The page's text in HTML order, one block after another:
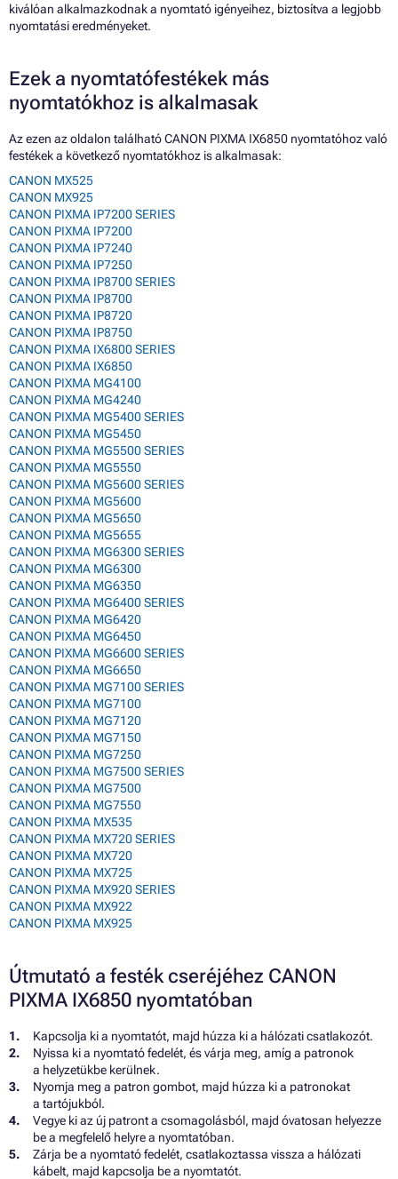
kiválóan alkalmazkodnak a nyomtató igényeihez, biztosítva a legjobb
nyomtatási eredményeket.
Ezek a nyomtatófestékek más
nyomtatókhoz is alkalmasak
Az ezen az oldalon található CANON PIXMA IX6850 nyomtatóhoz való
festékek a következő nyomtatókhoz is alkalmasak:
CANON MX525
CANON MX925
CANON PIXMA IP7200 SERIES
CANON PIXMA IP7200
CANON PIXMA IP7240
CANON PIXMA IP7250
CANON PIXMA IP8700 SERIES
CANON PIXMA IP8700
CANON PIXMA IP8720
CANON PIXMA IP8750
CANON PIXMA IX6800 SERIES
CANON PIXMA IX6850
CANON PIXMA MG4100
CANON PIXMA MG4240
CANON PIXMA MG5400 SERIES
CANON PIXMA MG5450
CANON PIXMA MG5500 SERIES
CANON PIXMA MG5550
CANON PIXMA MG5600 SERIES
CANON PIXMA MG5600
CANON PIXMA MG5650
CANON PIXMA MG5655
CANON PIXMA MG6300 SERIES
CANON PIXMA MG6300
CANON PIXMA MG6350
CANON PIXMA MG6400 SERIES
CANON PIXMA MG6420
CANON PIXMA MG6450
CANON PIXMA MG6600 SERIES
CANON PIXMA MG6650
CANON PIXMA MG7100 SERIES
CANON PIXMA MG7100
CANON PIXMA MG7120
CANON PIXMA MG7150
CANON PIXMA MG7250
CANON PIXMA MG7500 SERIES
CANON PIXMA MG7500
CANON PIXMA MG7550
CANON PIXMA MX535
CANON PIXMA MX720 SERIES
CANON PIXMA MX720
CANON PIXMA MX725
CANON PIXMA MX920 SERIES
CANON PIXMA MX922
CANON PIXMA MX925
Útmutató a festék cseréjéhez CANON
PIXMA IX6850 nyomtatóban
Kapcsolja ki a nyomtatót, majd húzza ki a hálózati csatlakozót.
Nyissa ki a nyomtató fedelét, és várja meg, amíg a patronok
a helyzetükbe kerülnek.
Nyomja meg a patron gombot, majd húzza ki a patronokat
a tartójukból.
Vegye ki az új patront a csomagolásból, majd óvatosan helyezze
be a megfelelő helyre a nyomtatóban.
Zárja be a nyomtató fedelét, csatlakoztassa vissza a hálózati
kábelt, majd kapcsolja be a nyomtatót.